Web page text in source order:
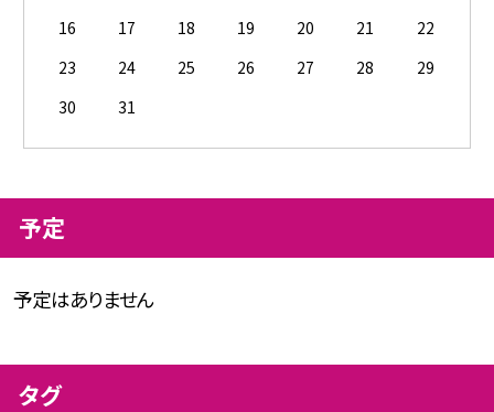
16
17 18 19 20 21
22
23
24 25 26 27 28
29
30
31
予定
予定はありません
タグ